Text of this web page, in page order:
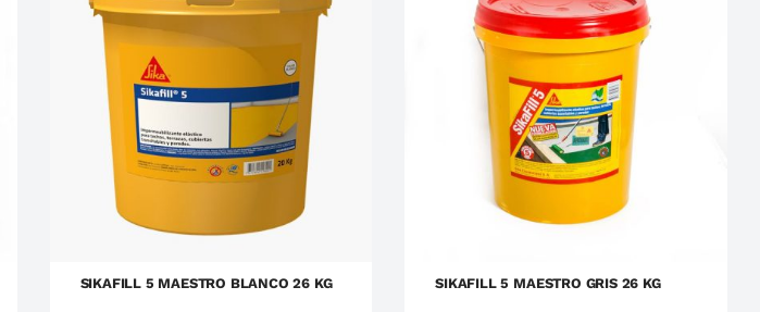
Impermeabilizantes Sika
SIKAFILL 5 MAESTRO BLANCO 26 KG
Impermeabilizantes Sika
SIKAFILL 5 MAESTRO GRIS 26 KG